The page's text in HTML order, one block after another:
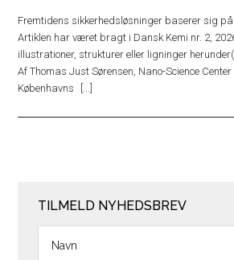
Fremtidens sikkerhedsløsninger baserer sig
Artiklen har været bragt i Dansk Kemi nr. 2,
illustrationer, strukturer eller ligninger
Af Thomas Just Sørensen, Nano-Science
Københavns
TILMELD NYHEDSBREV